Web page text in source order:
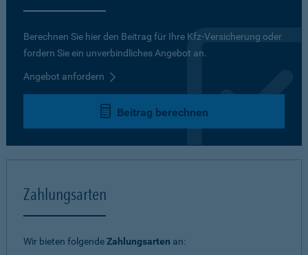
Berechnen Sie hier den Beitrag für Ihre Kfz-Versicherung oder
fordern Sie ein unverbindliches Angebot an.
Angebot anfordern
Beitrag berechnen
Zahlungsarten
Wir bieten folgendeZahlungsarten an: